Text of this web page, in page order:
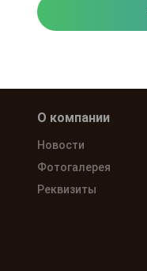
О компании
Новости
Фотогалерея
Реквизиты